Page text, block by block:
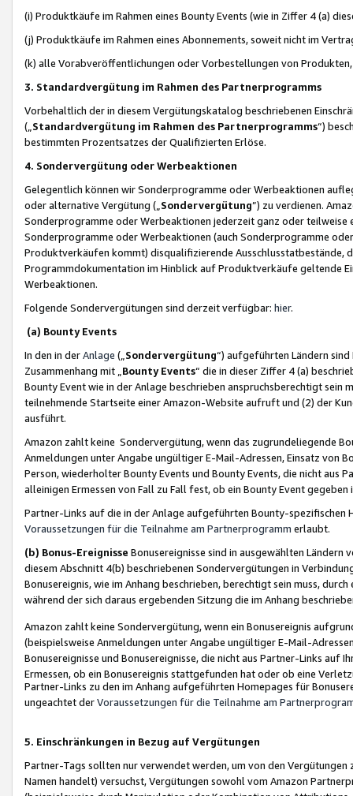
(i) Produktkäufe im Rahmen eines Bounty Events (wie in Ziffer 4 (a)
(j) Produktkäufe im Rahmen eines Abonnements, soweit nicht im
(k) alle Vorabveröffentlichungen oder Vorbestellungen von
3. Standardvergütung im Rahmen des Partnerprogramms
Vorbehaltlich der in diesem Vergütungskatalog beschriebenen
(„ Standardvergütung im Rahmen des Partnerprogramms“)
bestimmten Prozentsatzes der Qualifizierten Erlöse.
4. Sondervergütung oder Werbeaktionen
Gelegentlich können wir Sonderprogramme oder Werbeaktionen
oder alternative Vergütung („ Sondervergütung”) zu verdienen.
Sonderprogramme oder Werbeaktionen jederzeit ganz oder
Sonderprogramme oder Werbeaktionen (auch Sonderprogramme
Produktverkäufen kommt) disqualifizierende Ausschlusstatbestände,
Programmdokumentation im Hinblick auf Produktverkäufe geltende
Werbeaktionen.
Folgende Sondervergütungen sind derzeit verfügbar: hier.
(a) Bounty Events
In den in derAnlage („ Sondervergütung“) aufgeführten Ländern
Zusammenhang mit „ Bounty Events“ die in dieser Ziffer 4 (a)
Bounty Event wie in der Anlage beschrieben anspruchsberechtigt sein
teilnehmende Startseite einer Amazon-Website aufruft und (2) der
ausführt.
Amazon zahlt keine Sondervergütung, wenn das zugrundeliegende
Anmeldungen unter Angabe ungültiger E-Mail-Adressen, Einsatz von
Person, wiederholter Bounty Events und Bounty Events, die nicht
alleinigen Ermessen von Fall zu Fall fest, ob ein Bounty Event
Partner-Links auf die in der Anlage aufgeführten Bounty-spezifischen
Voraussetzungen für die Teilnahme am Partnerprogramm erlaubt.
(b) Bonus-Ereignisse Bonusereignisse sind in ausgewählten Ländern
diesem Abschnitt 4(b) beschriebenen Sondervergütungen in
Bonusereignis, wie im Anhang beschrieben, berechtigt sein muss,
während der sich daraus ergebenden Sitzung die im Anhang
Amazon zahlt keine Sondervergütung, wenn ein Bonusereignis
(beispielsweise Anmeldungen unter Angabe ungültiger E-Mail-
Bonusereignisse und Bonusereignisse, die nicht aus Partner-Links auf
Ermessen, ob ein Bonusereignis stattgefunden hat oder ob eine
Partner-Links zu den im Anhang aufgeführten Homepages für
ungeachtet derVoraussetzungen für die Teilnahme am
5. Einschränkungen in Bezug auf Vergütungen
Partner-Tags sollten nur verwendet werden, um von den
Namen handelt) versuchst, Vergütungen sowohl vom Amazon